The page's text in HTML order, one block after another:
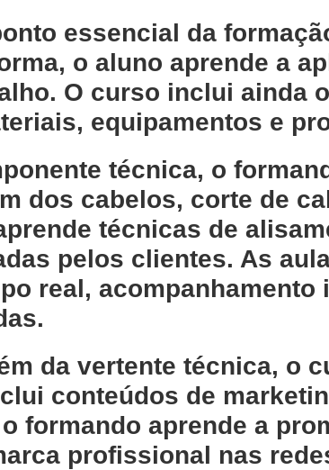
essencial da
o aluno aprende a
O curso inclui ainda
equipamentos e
técnica, o
dos cabelos, corte de
técnicas de
pelos clientes. As
real,
da vertente técnica, o
conteúdos de
formando aprende a
profissional nas